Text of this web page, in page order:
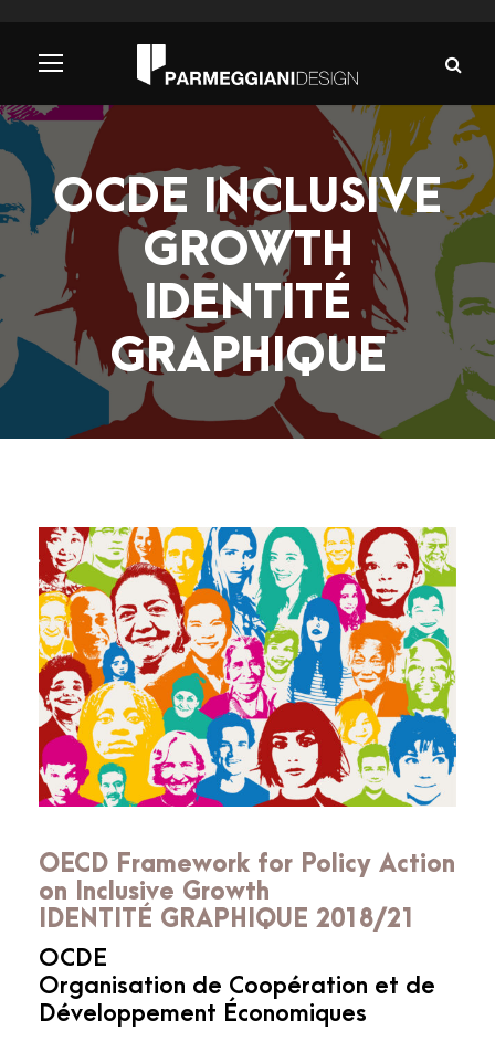
OCDE INCLUSIVE
GROWTH
IDENTITÉ
GRAPHIQUE
OECD Framework for Policy Action
on Inclusive Growth
IDENTITÉ GRAPHIQUE 2018/21
OCDE
Organisation de Coopération et de
Développement Économiques